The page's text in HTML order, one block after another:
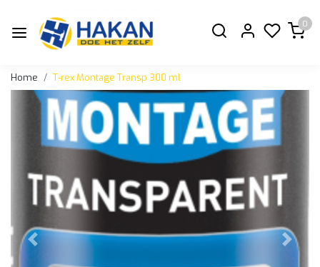
0
Home T-rex Montage Transp 300 ml
Vorige